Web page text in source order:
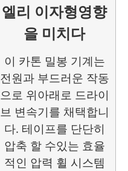
엘리 이자형영향
을 미치다
이 카톤 밀봉 기계는
전원과 부드러운 작동
으로 위아래로 드라이
브 변속기를 채택합니
다. 테이프를 단단히
압축 할 수있는 효율
적인 압력 휠 시스템